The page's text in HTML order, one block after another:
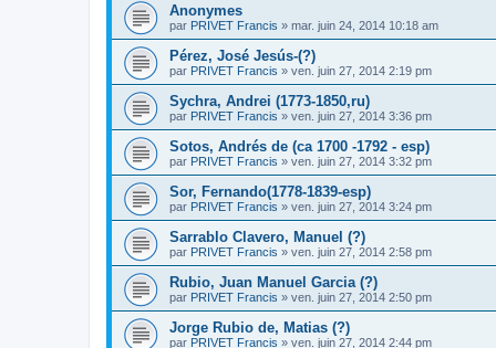
Anonymes
par PRIVET Francis » mar. juin 24, 2014 10:18 am
Pérez, José Jesús-(?)
par PRIVET Francis » ven. juin 27, 2014 2:19 pm
Sychra, Andrei (1773-1850,ru)
par PRIVET Francis » ven. juin 27, 2014 3:36 pm
Sotos, Andrés de (ca 1700 -1792 - esp)
par PRIVET Francis » ven. juin 27, 2014 3:32 pm
Sor, Fernando(1778-1839-esp)
par PRIVET Francis » ven. juin 27, 2014 3:24 pm
Sarrablo Clavero, Manuel (?)
par PRIVET Francis » ven. juin 27, 2014 2:58 pm
Rubio, Juan Manuel Garcia (?)
par PRIVET Francis » ven. juin 27, 2014 2:50 pm
Jorge Rubio de, Matias (?)
par PRIVET Francis » ven. juin 27, 2014 2:44 pm